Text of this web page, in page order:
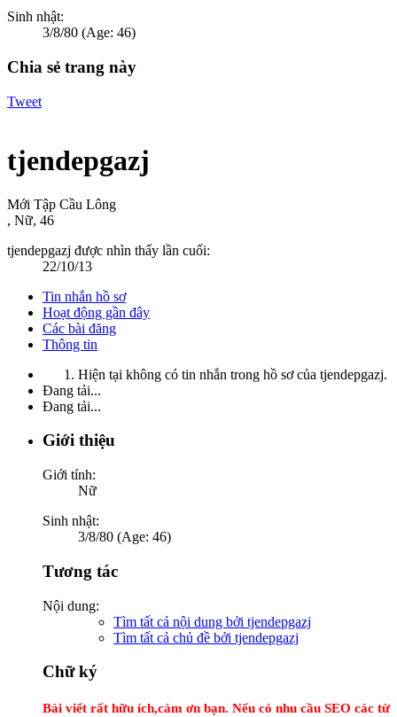
Sinh nhật:
3/8/80 (Age: 46)
Chia sẻ trang này
Tweet
tjendepgazj
Mới Tập Cầu Lông
, Nữ, 46
tjendepgazj được nhìn thấy lần cuối:
22/10/13
Tin nhắn hồ sơ
Hoạt động gần đây
Các bài đăng
Thông tin
Hiện tại không có tin nhắn trong hồ sơ của tjendepgazj.
Đang tải...
Đang tải...
Giới thiệu
Giới tính:
Nữ
Sinh nhật:
3/8/80 (Age: 46)
Tương tác
Nội dung:
Tìm tất cả nội dung bởi tjendepgazj
Tìm tất cả chủ đề bởi tjendepgazj
Chữ ký
Bài viết rất hữu ích,cảm ơn bạn. Nếu có nhu cầu SEO các từ